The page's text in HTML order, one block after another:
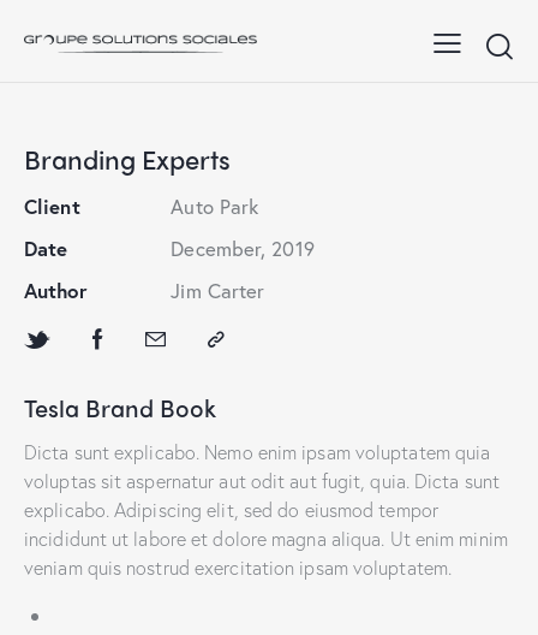
Branding Experts
Tesla Brand Book
Dicta sunt explicabo. Nemo enim ipsam voluptatem quia
voluptas sit aspernatur aut odit aut fugit, quia. Dicta sunt
explicabo. Adipiscing elit, sed do eiusmod tempor
incididunt ut labore et dolore magna aliqua. Ut enim minim
veniam quis nostrud exercitation ipsam voluptatem.
Client
Auto Park
Date
December, 2019
Author
Jim Carter